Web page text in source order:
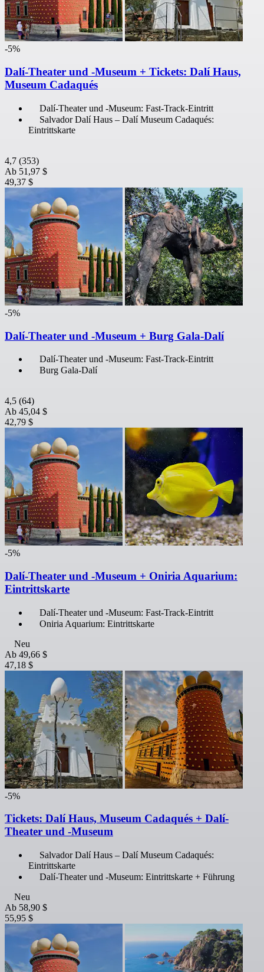
-5%
Dalí-Theater und -Museum + Tickets: Dalí Haus,
Museum Cadaqués
Dalí-Theater und -Museum: Fast-Track-Eintritt
Salvador Dalí Haus – Dalí Museum Cadaqués:
Eintrittskarte
4,7 (353)
Ab 51,97 $
49,37 $
-5%
Dalí-Theater und -Museum + Burg Gala-Dalí
Dalí-Theater und -Museum: Fast-Track-Eintritt
Burg Gala-Dalí
4,5 (64)
Ab 45,04 $
42,79 $
-5%
Dalí-Theater und -Museum + Oniria Aquarium:
Eintrittskarte
Dalí-Theater und -Museum: Fast-Track-Eintritt
Oniria Aquarium: Eintrittskarte
Neu
Ab 49,66 $
47,18 $
-5%
Tickets: Dalí Haus, Museum Cadaqués + Dalí-
Theater und -Museum
Salvador Dalí Haus – Dalí Museum Cadaqués:
Eintrittskarte
Dalí-Theater und -Museum: Eintrittskarte + Führung
Neu
Ab 58,90 $
55,95 $